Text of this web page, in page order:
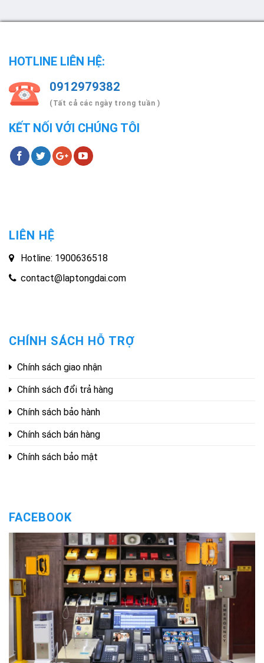
HOTLINE LIÊN HỆ:
0912979382
(Tất cả các ngày trong tuần )
KẾT NỐI VỚI CHÚNG TÔI
LIÊN HỆ
Hotline: 1900636518
contact@laptongdai.com
CHÍNH SÁCH HỖ TRỢ
Chính sách giao nhận
Chính sách đổi trả hàng
Chính sách bảo hành
Chính sách bán hàng
Chính sách bảo mật
FACEBOOK